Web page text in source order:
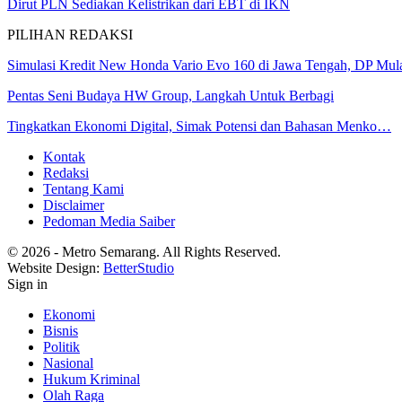
Dirut PLN Sediakan Kelistrikan dari EBT di IKN
PILIHAN REDAKSI
Simulasi Kredit New Honda Vario Evo 160 di Jawa Tengah, DP
Pentas Seni Budaya HW Group, Langkah Untuk Berbagi
Tingkatkan Ekonomi Digital, Simak Potensi dan Bahasan Menko…
Kontak
Redaksi
Tentang Kami
Disclaimer
Pedoman Media Saiber
© 2026 - Metro Semarang. All Rights Reserved.
Website Design: BetterStudio
Sign in
Ekonomi
Bisnis
Politik
Nasional
Hukum Kriminal
Olah Raga